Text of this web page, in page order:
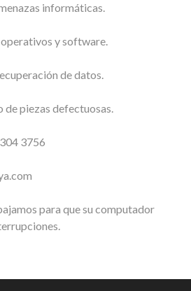
informáticas.
y software.
de datos.
de piezas defectuosas.
3756
para que su computador